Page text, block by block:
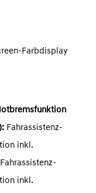
Farbdisplay
Fahrassistenz-
inkl.
inkl.